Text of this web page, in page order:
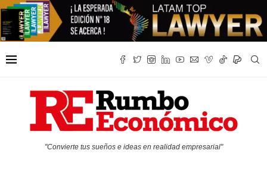
"Convierte tus sueños e ideas en realidad empresarial"